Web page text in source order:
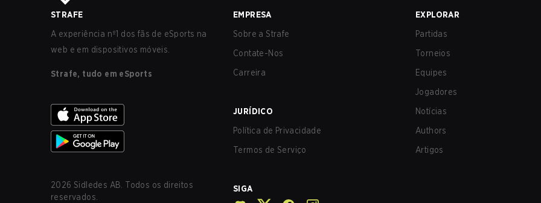
STRAFE
A experiência nº1 dos fãs de eSports na
web e em dispositivos móveis.
Strafe, tudo em eSports
2026 Sidledes AB. Todos os direitos
reservados.
EMPRESA
Sobre a Strafe
Contate-Nos
Carreira
JURÍDICO
Política de Privacidade
Termos de Serviço
SIGA
EXPLORAR
Partidas
Torneios
Equipes
Jogadores
Notícias
Authors
Artigos